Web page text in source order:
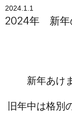
2024.1.1
2024年 新年
新年あけ
旧年中は格別